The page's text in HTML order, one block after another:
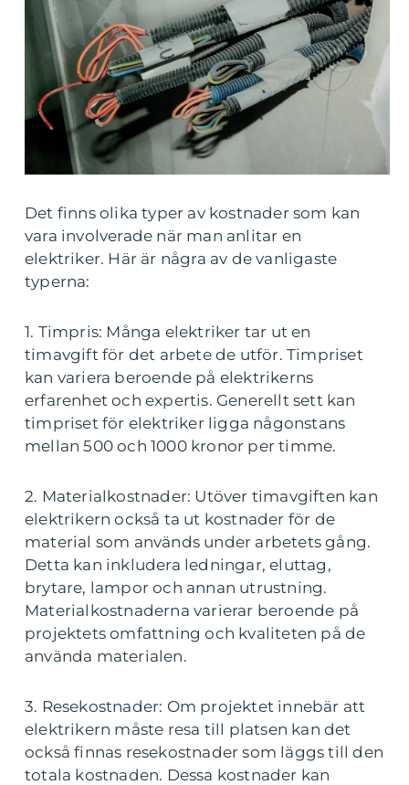
Det finns olika typer av kostnader som kan
vara involverade när man anlitar en
elektriker. Här är några av de vanligaste
typerna:
1. Timpris: Många elektriker tar ut en
timavgift för det arbete de utför. Timpriset
kan variera beroende på elektrikerns
erfarenhet och expertis. Generellt sett kan
timpriset för elektriker ligga någonstans
mellan 500 och 1000 kronor per timme.
2. Materialkostnader: Utöver timavgiften kan
elektrikern också ta ut kostnader för de
material som används under arbetets gång.
Detta kan inkludera ledningar, eluttag,
brytare, lampor och annan utrustning.
Materialkostnaderna varierar beroende på
projektets omfattning och kvaliteten på de
använda materialen.
3. Resekostnader: Om projektet innebär att
elektrikern måste resa till platsen kan det
också finnas resekostnader som läggs till den
totala kostnaden. Dessa kostnader kan